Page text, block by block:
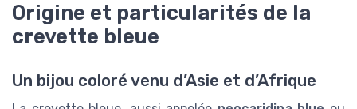
Origine et particularités de la
crevette bleue
Un bijou coloré venu d’Asie et d’Afrique